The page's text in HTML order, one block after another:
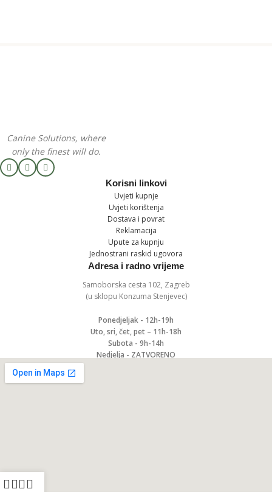
Canine Solutions, where
only the finest will do.
Korisni linkovi
Uvjeti kupnje
Uvjeti korištenja
Dostava i povrat
Reklamacija
Upute za kupnju
Jednostrani raskid ugovora
Adresa i radno vrijeme
Samoborska cesta 102, Zagreb
(u sklopu Konzuma Stenjevec)
Ponedjeljak - 12h-19h
Uto, sri, čet, pet – 11h-18h
Subota - 9h-14h
Nedjelja - ZATVORENO